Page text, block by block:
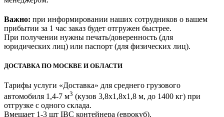
Важно: при информировании наших сотрудников о вашем
прибытии за 1 час заказ будет отгружен быстрее.
При получении нужны печать/доверенность (для
юридических лиц) или паспорт (для физических лиц).
ДОСТАВКА ПО МОСКВЕ И ОБЛАСТИ
Тарифы услуги «Доставка» для среднего грузового
автомобиля 1,4-7 м3 (кузов 3,8x1,8x1,8 м, до 1400 кг) при
отгрузке с одного склада.
Вмещает 1-3 шт IBC контейнера (еврокуб).